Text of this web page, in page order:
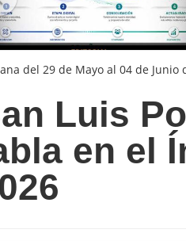
del 29 de Mayo al 04 de Junio
Luis
en el